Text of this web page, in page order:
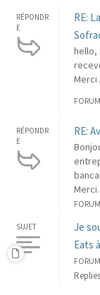
RÉPONDR
E
RE:
hello,
Merci
FORUM
RÉPONDR
E
RE:
FORUM
SUJET
Je
Eats
FORUM